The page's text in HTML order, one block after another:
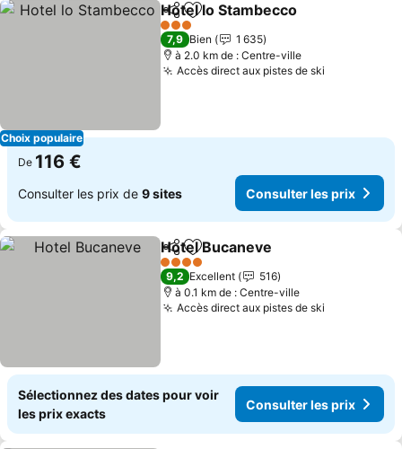
Choix populaire
PartagerAjouter à mes favoris
Hotel lo Stambecco
3 Étoiles
7,9 Bien
1 635
à 2.0 km de : Centre-ville
Accès direct aux pistes de ski
De 116 €
Consulter les prix de 9 sites Consulter les prix
PartagerAjouter à mes favoris
Hotel Bucaneve
4 Étoiles
9,2 Excellent
516
à 0.1 km de : Centre-ville
Accès direct aux pistes de ski
Sélectionnez des dates pour voir
les prix exacts
Consulter les prix